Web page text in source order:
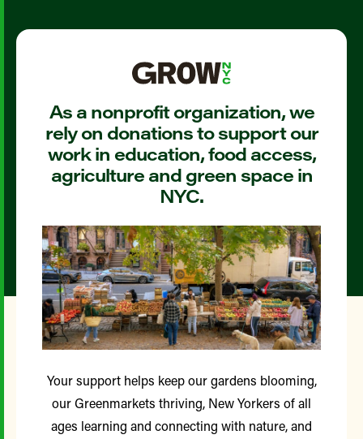
As a nonprofit organization, we
rely on donations to support our
work in education, food access,
agriculture and green space in
NYC.
Your support helps keep our gardens blooming,
our Greenmarkets thriving, New Yorkers of all
ages learning and connecting with nature, and